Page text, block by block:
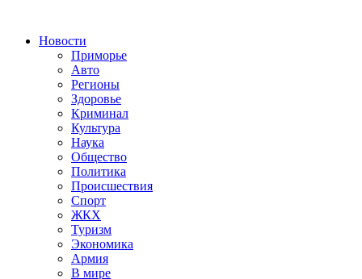
Новости
Приморье
Авто
Регионы
Здоровье
Криминал
Культура
Наука
Общество
Политика
Происшествия
Спорт
ЖКХ
Туризм
Экономика
Армия
В мире